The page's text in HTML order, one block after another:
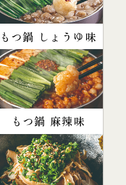
もつ鍋 しょうゆ味
もつ鍋 麻辣味